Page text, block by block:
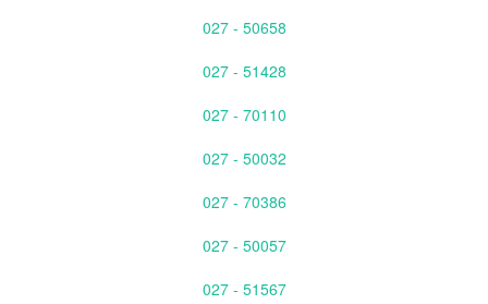
027 - 50658
027 - 51428
027 - 70110
027 - 50032
027 - 70386
027 - 50057
027 - 51567